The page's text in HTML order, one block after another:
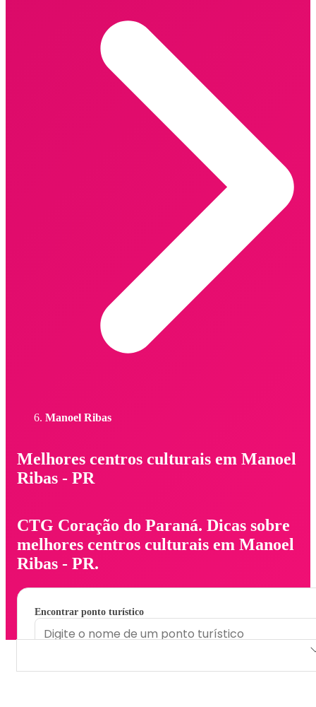
Manoel Ribas
Melhores centros culturais em Manoel
Ribas - PR
CTG Coração do Paraná. Dicas sobre
melhores centros culturais em Manoel
Ribas - PR.
Encontrar ponto turístico